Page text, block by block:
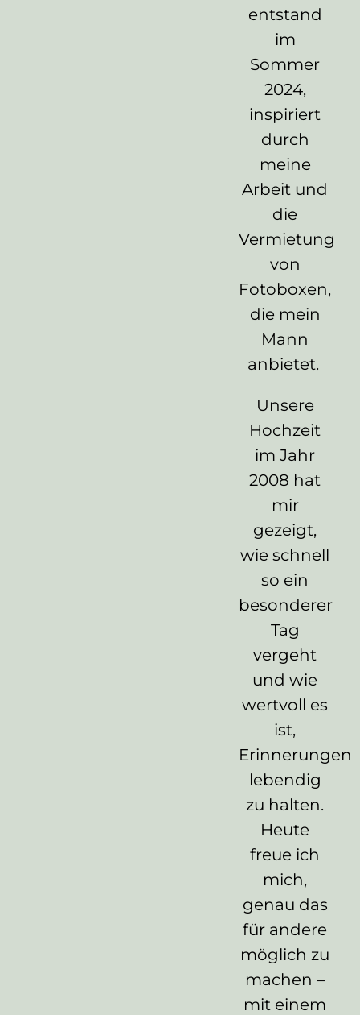
entstand
im
Sommer
2024,
inspiriert
durch
meine
Arbeit und
die
Vermietung
von
Fotoboxen,
die mein
Mann
anbietet.
Unsere
Hochzeit
im Jahr
2008 hat
mir
gezeigt,
wie schnell
so ein
besonderer
Tag
vergeht
und wie
wertvoll es
ist,
Erinnerungen
lebendig
zu halten.
Heute
freue ich
mich,
genau das
für andere
möglich zu
machen –
mit einem